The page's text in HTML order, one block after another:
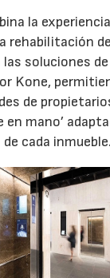
la
rehabilitación
soluciones
Kone,
de
en mano’
cada inmueble.